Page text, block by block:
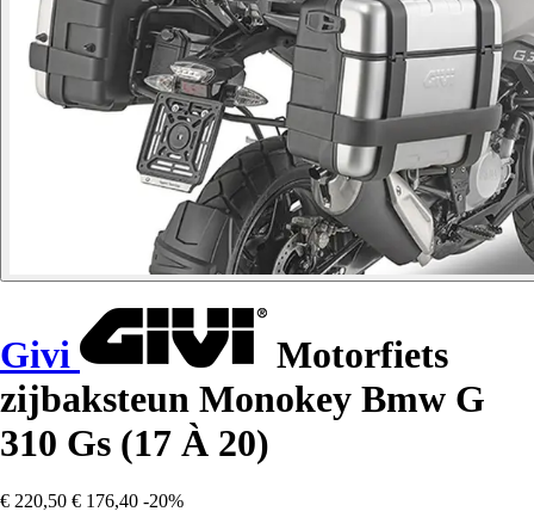
Givi
Motorfiets
zijbaksteun Monokey Bmw G
310 Gs (17 À 20)
€ 220,50 € 176,40 -20%